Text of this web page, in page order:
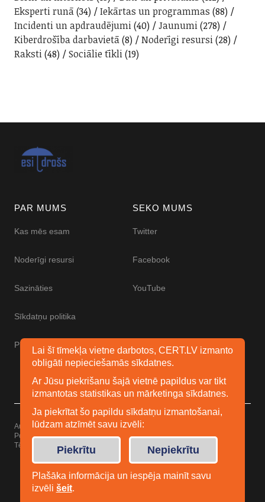
Eksperti runā(34) Iekārtas un programmas (88)
Incidenti un apdraudējumi(40) Jaunumi(278)
Kiberdrošība darbavietā(8) Noderīgi resursi(28)
Raksti(48) Sociālie tīkli(19)
PAR MUMS
Kas mēs esam
Noderīgi resursi
Sazināties
Sīkdatņu politika
Piekļūstamības paziņojums
SEKO MUMS
Twitter
Facebook
YouTube
Autortiesības © 2026 Esidrošs
Powered byWordPress
Tēma: Uku noElmastudio
Lai šī tīmekļa vietne darbotos, CERT.LV izmanto
obligāti nepieciešamās sīkdatnes.
Ar Jūsu piekrišanu šajā vietnē papildus var tikt
izmantotas statistikas un mārketinga sīkdatnes.
Ja piekrītat šo papildu sīkdatņu izmantošanai,
lūdzam atzīmēt savu izvēli:
Piekrītu Nepiekrītu
Plašāka informācija un iespēja mainīt savu
izvēli šeit.